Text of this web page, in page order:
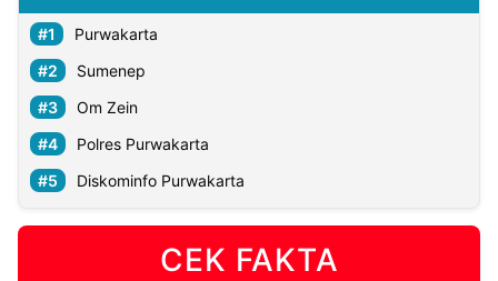
Purwakarta
Sumenep
Om Zein
Polres Purwakarta
Diskominfo Purwakarta
CEK FAKTA